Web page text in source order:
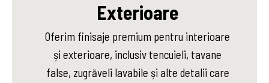
Exterioare
Oferim finisaje premium pentru interioare
și exterioare, inclusiv tencuieli, tavane
false, zugrăveli lavabile și alte detalii care